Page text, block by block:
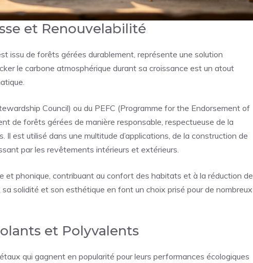
et Renouvelabilité
issu de forêts gérées durablement, représente une solution
le carbone atmosphérique durant sa croissance est un atout
Council) ou du PEFC (Programme for the Endorsement of
de forêts gérées de manière responsable, respectueuse de la
est utilisé dans une multitude d’applications, de la construction de
par les revêtements intérieurs et extérieurs.
et phonique, contribuant au confort des habitats et à la réduction de
solidité et son esthétique en font un choix prisé pour de nombreux
et Polyvalents
qui gagnent en popularité pour leurs performances écologiques